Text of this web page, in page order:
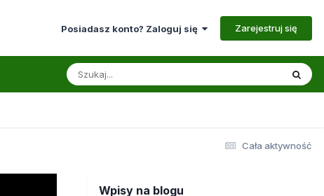
Posiadasz konto? Zaloguj się Zarejestruj się
Cała aktywność
Wpisy na blogu